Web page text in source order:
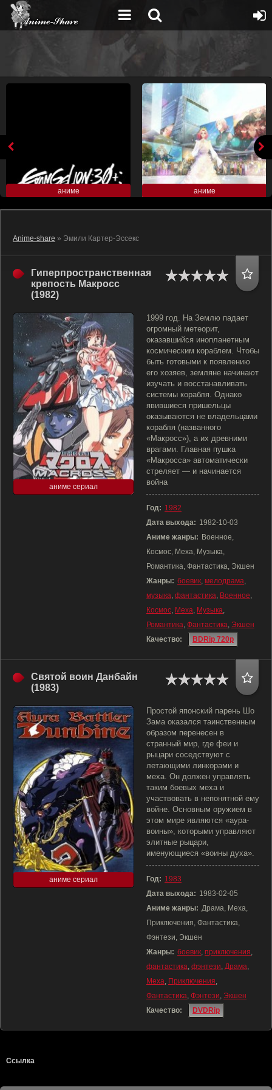
аниме аниме
Anime-share » Эмили Картер-Эссекс
Гиперпространственная
крепость Макросс
(1982)
аниме сериал
1999 год. На Землю падает
огромный метеорит,
оказавшийся инопланетным
космическим кораблем. Чтобы
быть готовыми к появлению
его хозяев, земляне начинают
изучать и восстанавливать
системы корабля. Однако
явившиеся пришельцы
оказываются не владельцами
корабля (названного
«Макросс»), а их древними
врагами. Главная пушка
«Макросса» автоматически
стреляет — и начинается
война
Год: 1982
Дата выхода: 1982-10-03
Аниме жанры: Военное,
Космос, Меха, Музыка,
Романтика, Фантастика, Экшен
Жанры: боевик, мелодрама,
музыка, фантастика, Военное,
Космос, Меха, Музыка,
Романтика, Фантастика, Экшен
Качество:
BDRip 720p
Святой воин Данбайн
(1983)
аниме сериал
Простой японский парень Шо
Зама оказался таинственным
образом перенесен в
странный мир, где феи и
рыцари соседствуют с
летающими линкорами и
меха. Он должен управлять
таким боевых меха и
участвовать в непонятной ему
войне. Основным оружием в
этом мире являются «аура-
воины», которыми управляют
элитные рыцари,
именующиеся «воины духа».
Год: 1983
Дата выхода: 1983-02-05
Аниме жанры: Драма, Меха,
Приключения, Фантастика,
Фэнтези, Экшен
Жанры: боевик, приключения,
фантастика, фэнтези, Драма,
Меха, Приключения,
Фантастика, Фэнтези, Экшен
Качество:
DVDRip
Ссылка